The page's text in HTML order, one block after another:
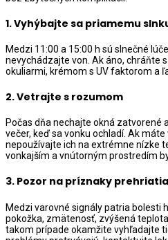
1.Vyhýbajte sa priamemu
Medzi 11:00 a 15:00 h sú slnečné
nevychádzajte von. Ak áno, chráňte
okuliarmi, krémom s UV faktorom a
2.Vetrajte s rozumom
Počas dňa nechajte okná zatvorené
večer, keď sa vonku ochladí. Ak
nepoužívajte ich na extrémne nízke
vonkajším a vnútorným prostredím
3. Pozor na príznaky prehriatia
Medzi varovné signály patria bolesti
pokožka, zmätenosť, zvýšená
takom prípade okamžite vyhľadajte